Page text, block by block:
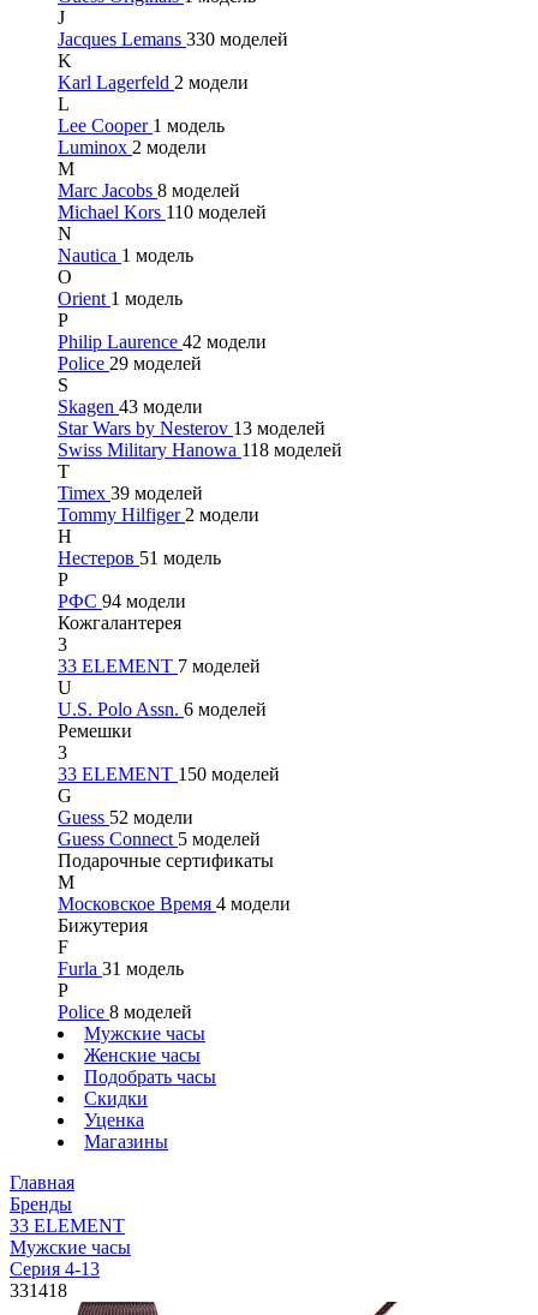
J
Jacques Lemans 330 моделей
K
Karl Lagerfeld 2 модели
L
Lee Cooper 1 модель
Luminox 2 модели
M
Marc Jacobs 8 моделей
Michael Kors 110 моделей
N
Nautica 1 модель
O
Orient 1 модель
P
Philip Laurence 42 модели
Police 29 моделей
S
Skagen 43 модели
Star Wars by Nesterov 13 моделей
Swiss Military Hanowa 118 моделей
T
Timex 39 моделей
Tommy Hilfiger 2 модели
Н
Нестеров 51 модель
Р
РФС 94 модели
Кожгалантерея
3
33 ELEMENT 7 моделей
U
U.S. Polo Assn. 6 моделей
Ремешки
3
33 ELEMENT 150 моделей
G
Guess 52 модели
Guess Connect 5 моделей
Подарочные сертификаты
М
Московское Время 4 модели
Бижутерия
F
Furla 31 модель
P
Police 8 моделей
Мужские часы
Женские часы
Подобрать часы
Скидки
Уценка
Магазины
Главная
Бренды
33 ELEMENT
Мужские часы
Серия 4-13
331418